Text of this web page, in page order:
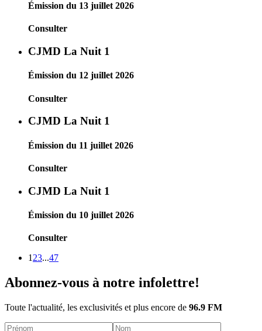
Émission du 13 juillet 2026
Consulter
CJMD La Nuit 1
Émission du 12 juillet 2026
Consulter
CJMD La Nuit 1
Émission du 11 juillet 2026
Consulter
CJMD La Nuit 1
Émission du 10 juillet 2026
Consulter
1 23...47
Abonnez-vous à notre infolettre!
Toute l'actualité, les exclusivités et plus encore de 96.9 FM